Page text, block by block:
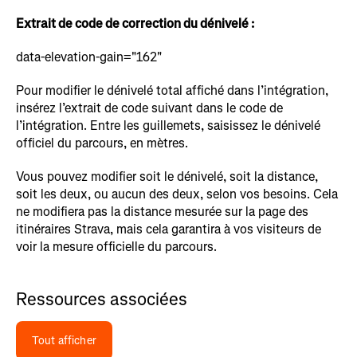
Extrait de code de correction du dénivelé :
data-elevation-gain="162"
Pour modifier le dénivelé total affiché dans l’intégration,
insérez l’extrait de code suivant dans le code de
l’intégration. Entre les guillemets, saisissez le dénivelé
officiel du parcours, en mètres.
Vous pouvez modifier soit le dénivelé, soit la distance,
soit les deux, ou aucun des deux, selon vos besoins. Cela
ne modifiera pas la distance mesurée sur la page des
itinéraires Strava, mais cela garantira à vos visiteurs de
voir la mesure officielle du parcours.
Ressources associées
Tout afficher